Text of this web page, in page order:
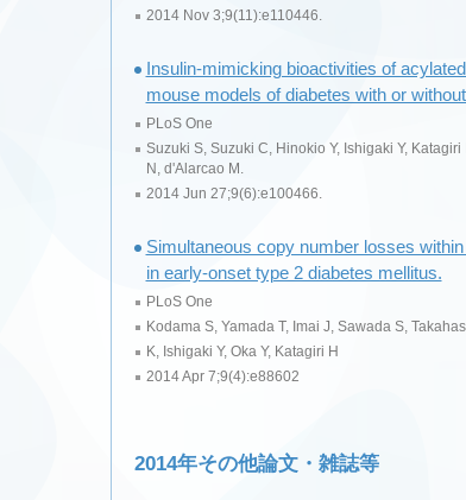
2014 Nov 3;9(11):e110446.
Insulin-mimicking bioactivities of
mouse models of diabetes with or
PLoS One
Suzuki S, Suzuki C, Hinokio Y, Ishigaki Y,
N, d'Alarcao M.
2014 Jun 27;9(6):e100466.
Simultaneous copy number losses
in early-onset type 2 diabetes mellitus.
PLoS One
Kodama S, Yamada T, Imai J, Sawada S,
K, Ishigaki Y, Oka Y, Katagiri H
2014 Apr 7;9(4):e88602
2014年その他論文・雑誌等